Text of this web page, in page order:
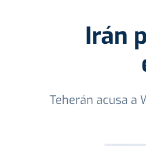
Irán
Teherán acusa a